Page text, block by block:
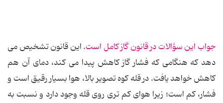
جواب این سؤالات در قانون گاز کامل است. این قانون تشخیص می
دهد که هنگامی که فشار گاز کاهش پیدا می کند، دمای آن هم
کاهش خواهد یافت. در قله کوه تصویر بالا، هوا بسیار رقیق است و
فشار، کم است؛ زیرا هوای کم تری روی قله وجود دارد و نسبت به